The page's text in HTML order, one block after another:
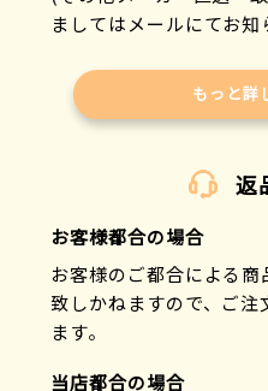
ましてはメールにてお
もっと詳
返
お客様都合の場合
お客様のご都合による
致しかねますので、ご
ます。
当店都合の場合